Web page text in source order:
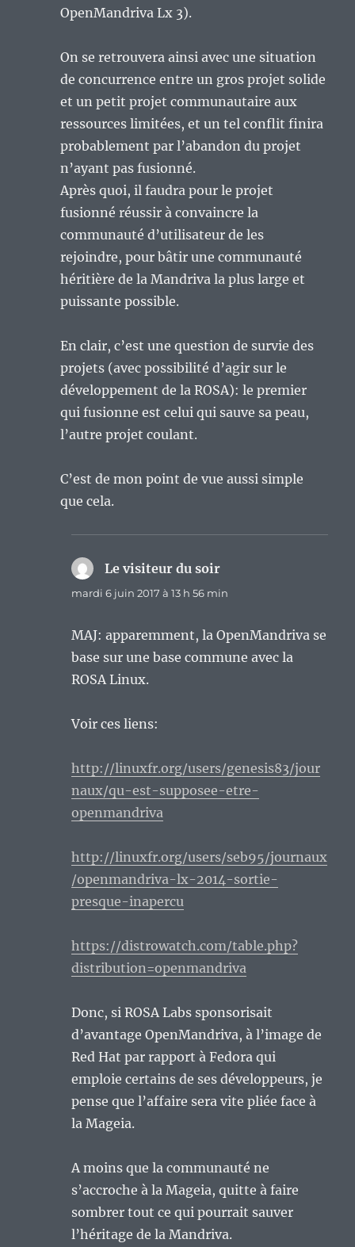
OpenMandriva Lx 3).
On se retrouvera ainsi avec une situation
de concurrence entre un gros projet solide
et un petit projet communautaire aux
ressources limitées, et un tel conflit finira
probablement par l’abandon du projet
n’ayant pas fusionné.
Après quoi, il faudra pour le projet
fusionné réussir à convaincre la
communauté d’utilisateur de les
rejoindre, pour bâtir une communauté
héritière de la Mandriva la plus large et
puissante possible.
En clair, c’est une question de survie des
projets (avec possibilité d’agir sur le
développement de la ROSA): le premier
qui fusionne est celui qui sauve sa peau,
l’autre projet coulant.
C’est de mon point de vue aussi simple
que cela.
Le visiteur du soir
mardi 6 juin 2017 à 13 h 56 min
MAJ: apparemment, la OpenMandriva se
base sur une base commune avec la
ROSA Linux.
Voir ces liens:
http://linuxfr.org/users/genesis83/jour
naux/qu-est-supposee-etre-
openmandriva
http://linuxfr.org/users/seb95/journaux
/openmandriva-lx-2014-sortie-
presque-inapercu
https://distrowatch.com/table.php?
distribution=openmandriva
Donc, si ROSA Labs sponsorisait
d’avantage OpenMandriva, à l’image de
Red Hat par rapport à Fedora qui
emploie certains de ses développeurs, je
pense que l’affaire sera vite pliée face à
la Mageia.
A moins que la communauté ne
s’accroche à la Mageia, quitte à faire
sombrer tout ce qui pourrait sauver
l’héritage de la Mandriva.